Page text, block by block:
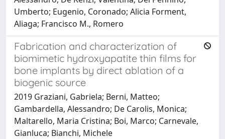
Umberto; Eugenio, Coronado; Alicia Forment,
Aliaga; Francisco M., Romero
Fabrication and characterization of
biomimetic hydroxyapatite thin films for
bone implants by direct ablation of a
biogenic source
2019 Graziani, Gabriela; Berni, Matteo;
Gambardella, Alessandro; De Carolis, Monica;
Maltarello, Maria Cristina; Boi, Marco; Carnevale,
Gianluca; Bianchi, Michele